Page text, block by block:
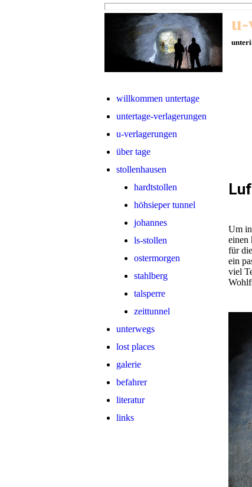
u-
willkommen untertage
untertage-verlagerungen
u-verlagerungen
über tage
stollenhausen
hardtstollen
höhsieper tunnel
johannes
ls-stollen
ostermorgen
stahlberg
talsperre
zeittunnel
unterwegs
lost places
galerie
befahrer
literatur
links
Um
einen
für
ein
viel